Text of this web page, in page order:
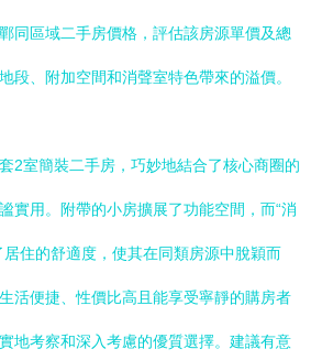
同區域二手房價格，評估該房源單價及總
段、附加空間和消聲室特色帶來的溢價。
2室簡裝二手房，巧妙地結合了核心商圈的
實用。附帶的小房擴展了功能空間，而“消
住的舒適度，使其在同類房源中脫穎而
活便捷、性價比高且能享受寧靜的購房者
地考察和深入考慮的優質選擇。建議有意